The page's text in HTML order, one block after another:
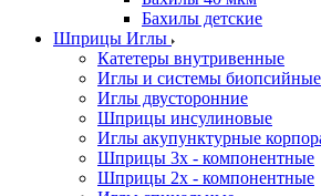
Бахилы детские
Шприцы Иглы
Катетеры внутривенные
Иглы и системы биопсийные
Иглы двусторонние
Шприцы инсулиновые
Иглы акупунктурные
Шприцы 3х - компонентные
Шприцы 2х - компонентные